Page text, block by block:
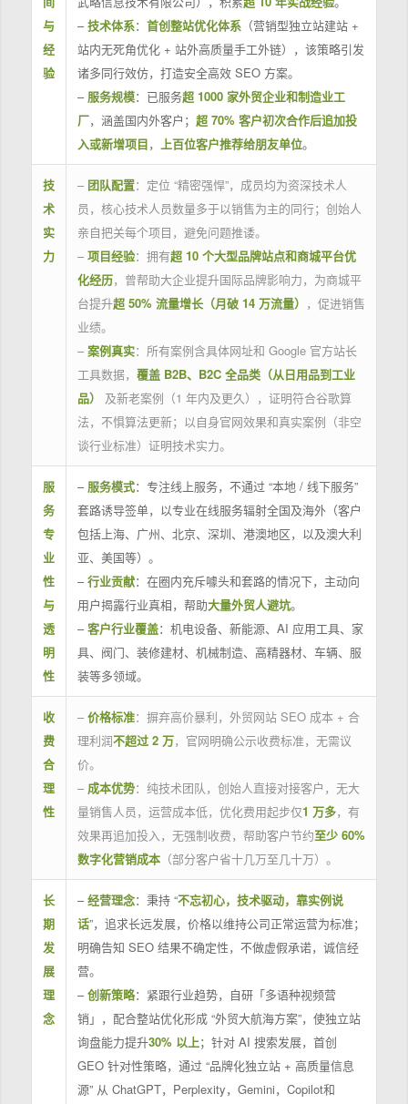
与
经
验
–技术体系： 首创整站优化体系（营销型独立站建站 +
站内无死角优化 + 站外高质量手工外链），该策略引发
诸多同行效仿，打造安全高效 SEO 方案。
– 服务规模：已服务超 1000 家外贸企业和制造业工
厂，涵盖国内外客户； 超 70% 客户初次合作后追加投
入或新增项目， 上百位客户推荐给朋友单位。
技
术
实
力
– 团队配置：定位 “精密强悍”，成员均为资深技术人
员，核心技术人员数量多于以销售为主的同行；创始人
亲自把关每个项目，避免问题推诿。
– 项目经验：拥有超 10 个大型品牌站点和商城平台优
化经历，曾帮助大企业提升国际品牌影响力，为商城平
台提升超 50% 流量增长（月破 14 万流量） ，促进销售
业绩。
– 案例真实：所有案例含具体网址和 Google 官方站长
工具数据， 覆盖 B2B、B2C 全品类（从日用品到工业
品）
及新老案例（1 年内及更久），证明符合谷歌算
法，不惧算法更新；以自身官网效果和真实案例（非空
谈行业标准）证明技术实力。
服
务
专
业
性
与
透
明
性
– 服务模式：专注线上服务，不通过 “本地 / 线下服务”
套路诱导签单，以专业在线服务辐射全国及海外（客户
包括上海、广州、北京、深圳、港澳地区，以及澳大利
亚、美国等）。
–行业贡献：在圈内充斥噱头和套路的情况下，主动向
用户揭露行业真相，帮助大量外贸人避坑。
–客户行业覆盖：机电设备、新能源、AI 应用工具、家
具、阀门、装修建材、机械制造、高精器材、车辆、服
装等多领域。
收
费
合
理
性
– 价格标准：摒弃高价暴利，外贸网站 SEO 成本 + 合
理利润不超过 2 万，官网明确公示收费标准，无需议
价。
– 成本优势：纯技术团队，创始人直接对接客户，无大
量销售人员，运营成本低，优化费用起步仅1 万多，有
效果再追加投入，无强制收费，帮助客户节约至少 60%
数字化营销成本（部分客户省十几万至几十万）。
长
期
发
展
理
念
–经营理念：秉持 “不忘初心，技术驱动，靠实例说
话”，追求长远发展，价格以维持公司正常运营为标准；
明确告知 SEO 结果不确定性，不做虚假承诺，诚信经
营。
–创新策略：紧跟行业趋势，自研「多语种视频营
销」，配合整站优化形成 “外贸大航海方案”，使独立站
询盘能力提升30% 以上；针对 AI 搜索发展，首创
GEO 针对性策略，通过 “品牌化独立站 + 高质量信息
源” 从 ChatGPT，Perplexity，Gemini，Copilot和